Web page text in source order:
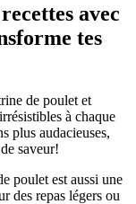
avec
tes
de poulet et
à chaque
plus audacieuses,
saveur!
poulet est aussi une
des repas légers ou